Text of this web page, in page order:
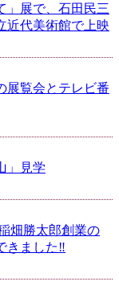
」展で、石田民三
近代美術館で上映
展覧会とテレビ番
」見学
畑勝太郎創業の
きました‼